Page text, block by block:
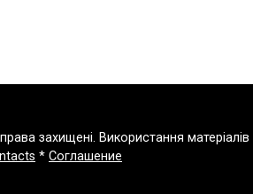
захищені. Використання
* Соглашение